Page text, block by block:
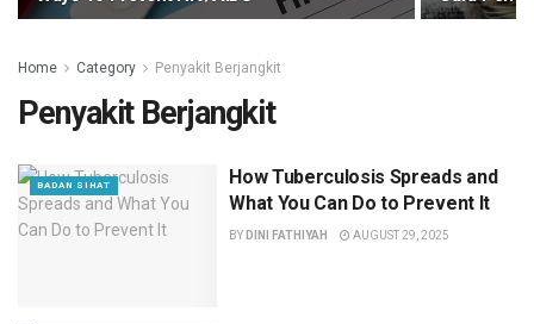
Home Category Penyakit Berjangkit
Penyakit Berjangkit
BADAN SIHAT
How Tuberculosis Spreads and
What You Can Do to Prevent It
BY DINI FATHIYAH AUGUST 29, 2025